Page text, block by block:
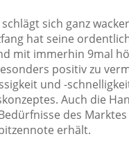
sich ganz
hat seine
mit immerhin 9mal
positiv zu
und -
Auch die
des
erhält.